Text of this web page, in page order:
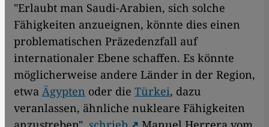
"Erlaubt man Saudi-Arabien, sich solche
Fähigkeiten anzueignen, könnte dies einen
problematischen Präzedenzfall auf
internationaler Ebene schaffen. Es könnte
möglicherweise andere Länder in der Region,
etwa Ägypten oder die Türkei, dazu
veranlassen, ähnliche nukleare Fähigkeiten